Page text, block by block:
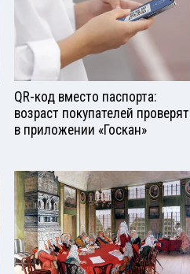
QR-код вместо паспорта:
возраст покупателей проверят
в приложении «Госкан»